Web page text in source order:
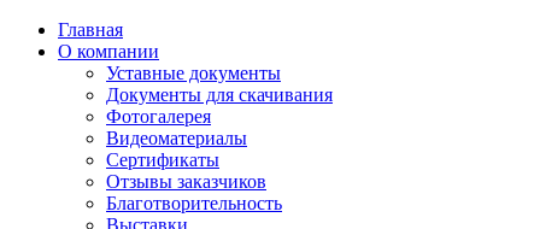
Главная
О компании
Уставные документы
Документы для скачивания
Фотогалерея
Видеоматериалы
Сертификаты
Отзывы заказчиков
Благотворительность
Выставки